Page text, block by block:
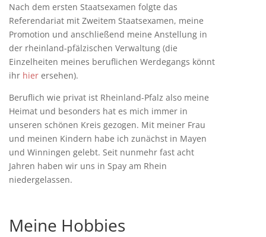
Nach dem ersten Staatsexamen folgte das
Referendariat mit Zweitem Staatsexamen, meine
Promotion und anschließend meine Anstellung in
der rheinland-pfälzischen Verwaltung (die
Einzelheiten meines beruflichen Werdegangs könnt
ihr hier ersehen).
Beruflich wie privat ist Rheinland-Pfalz also meine
Heimat und besonders hat es mich immer in
unseren schönen Kreis gezogen. Mit meiner Frau
und meinen Kindern habe ich zunächst in Mayen
und Winningen gelebt. Seit nunmehr fast acht
Jahren haben wir uns in Spay am Rhein
niedergelassen.
Meine Hobbies